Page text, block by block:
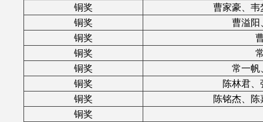
铜奖
曹家豪、
铜奖
曹溢
铜奖
铜奖
铜奖
常一
铜奖
陈林君
铜奖
陈铭杰、
铜奖